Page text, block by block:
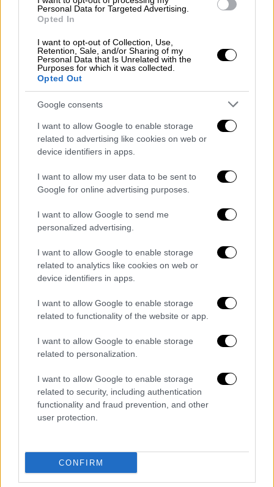
Personal Data for Targeted Advertising.
Opted In
I want to opt-out of Collection, Use,
Retention, Sale, and/or Sharing of my
Personal Data that Is Unrelated with the
Purposes for which it was collected.
Opted Out
Google consents
I want to allow Google to enable storage
related to advertising like cookies on web or
device identifiers in apps.
I want to allow my user data to be sent to
Google for online advertising purposes.
I want to allow Google to send me
personalized advertising.
I want to allow Google to enable storage
related to analytics like cookies on web or
device identifiers in apps.
I want to allow Google to enable storage
related to functionality of the website or app.
I want to allow Google to enable storage
related to personalization.
I want to allow Google to enable storage
related to security, including authentication
functionality and fraud prevention, and other
user protection.
CONFIRM
Ειδικότερα, ο κ. Τσαντίρης μίλησε στο Mega
αρχικά για την ιατροδικαστική έκθεση του
κοριτσιού της οικογένειας από την Πάτρα
που έφυγε πρώτο από τη ζωή, στην οποία
αναγράφεται ότι κατέληξε λόγω ηπατικής
ανεπάρκειας. Υπενθυμίζεται πως μετά από
αυτή την εξέλιξη η γονείς του κοριτσιού
προέβησαν σεμήνυση.Έπειτα μεσολάβησε ο
κ. Τσαντίρης για μία δεύτερη έρευνα.
ενδεχόμενο της ηπατικής ανεπάρκειας,
σημειώνοντας ότι «τέθηκε υπόψιν του ο
θάνατος της Ίριδας, ο οποίος δεν είχε
εξεταστεί ολοκληρωμένα». Σημείωσε
μάλιστα ότι ανέλαβε την εκ νέου έρευνα του
θανάτου τον Απρίλιο του 2021, αφού η
9χρονη Τζωρτζίνα έπαθε ανακοπή.
Ο κ. Τσαντίρης ανέφερε παράλληλα
υπογράμμισε ότι είχε χαρακτηρίσει τον
, που
οφείλεταισε άλλα αίτιακαι μάλιστα είχε
σπλάχνα.
ΔΙΑΒΑΣΤΕ ΕΠΙΣΗΣ
Theodore: «Σε κάθε μου δίσκο
προσπαθώ να δημιουργήσω μία